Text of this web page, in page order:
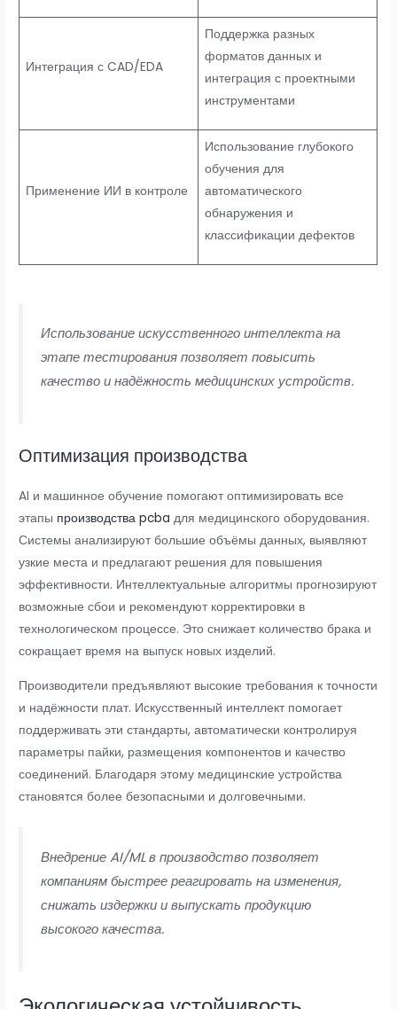
Интеграция с CAD/EDA
Поддержка разных
форматов данных и
интеграция с проектными
инструментами
Применение ИИ в контроле
Использование глубокого
обучения для
автоматического
обнаружения и
классификации дефектов
Использование искусственного интеллекта на
этапе тестирования позволяет повысить
качество и надёжность медицинских устройств.
Оптимизация производства
AI и машинное обучение помогают оптимизировать все
этапы производства pcba для медицинского оборудования.
Системы анализируют большие объёмы данных, выявляют
узкие места и предлагают решения для повышения
эффективности. Интеллектуальные алгоритмы прогнозируют
возможные сбои и рекомендуют корректировки в
технологическом процессе. Это снижает количество брака и
сокращает время на выпуск новых изделий.
Производители предъявляют высокие требования к точности
и надёжности плат. Искусственный интеллект помогает
поддерживать эти стандарты, автоматически контролируя
параметры пайки, размещения компонентов и качество
соединений. Благодаря этому медицинские устройства
становятся более безопасными и долговечными.
Внедрение AI/ML в производство позволяет
компаниям быстрее реагировать на изменения,
снижать издержки и выпускать продукцию
высокого качества.